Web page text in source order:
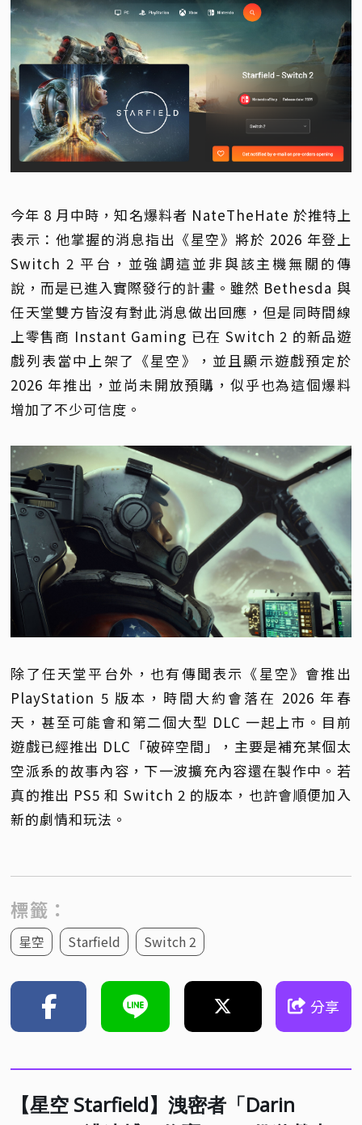
今年 8 月中時，知名爆料者 NateTheHate 於推特上
表示：他掌握的消息指出《星空》將於 2026 年登上
Switch 2 平台，並強調這並非與該主機無關的傳
說，而是已進入實際發行的計畫。雖然 Bethesda 與
任天堂雙方皆沒有對此消息做出回應，但是同時間線
上零售商 Instant Gaming 已在 Switch 2 的新品遊
戲列表當中上架了《星空》，並且顯示遊戲預定於
2026 年推出，並尚未開放預購，似乎也為這個爆料
增加了不少可信度。
除了任天堂平台外，也有傳聞表示《星空》會推出
PlayStation 5 版本，時間大約會落在 2026 年春
天，甚至可能會和第二個大型 DLC 一起上市。目前
遊戲已經推出 DLC「破碎空間」，主要是補充某個太
空派系的故事內容，下一波擴充內容還在製作中。若
真的推出 PS5 和 Switch 2 的版本，也許會順便加入
新的劇情和玩法。
標籤：
星空 Starfield Switch 2
分享
【星空 Starfield】洩密者「Darin